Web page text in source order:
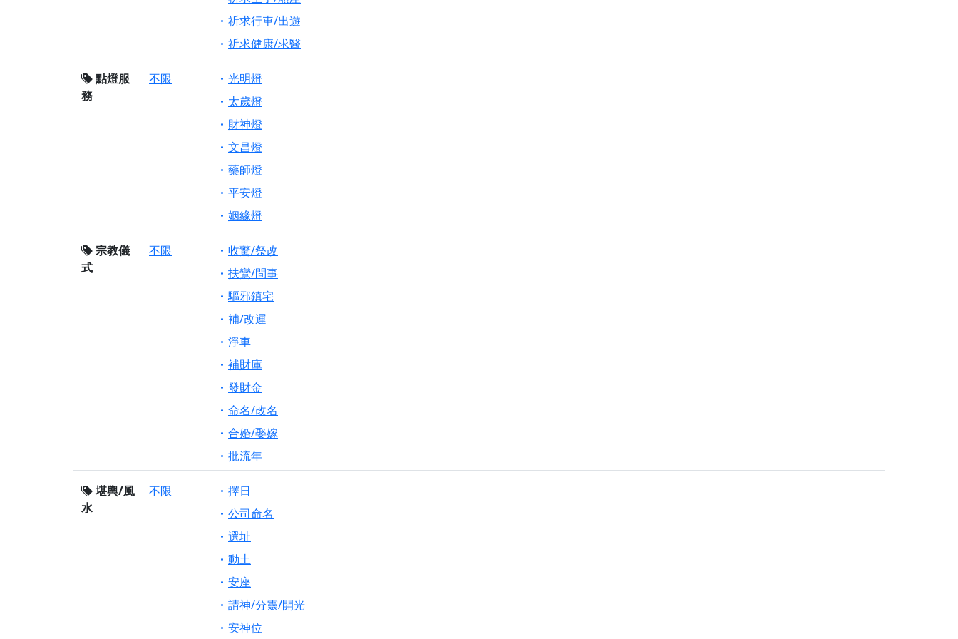
祈求行車/出遊
祈求健康/求醫
點燈服
務
不限
光明燈
太歲燈
財神燈
文昌燈
藥師燈
平安燈
姻緣燈
宗教儀
式
不限
收驚/祭改
扶鸞/問事
驅邪鎮宅
補/改運
淨車
補財庫
發財金
命名/改名
合婚/娶嫁
批流年
堪輿/風
水
不限
擇日
公司命名
選址
動土
安座
請神/分靈/開光
安神位